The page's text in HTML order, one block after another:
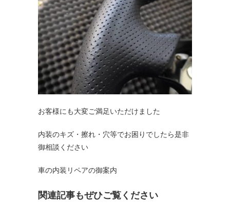
お客様にも大変ご満足いただけました
内装のキズ・擦れ・穴等でお困りでしたら是非
御相談ください
車の内装リペアの御案内
関連記事もぜひご覧ください